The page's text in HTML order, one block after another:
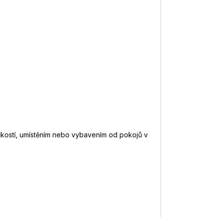
umístěním nebo vybavením od pokojů v